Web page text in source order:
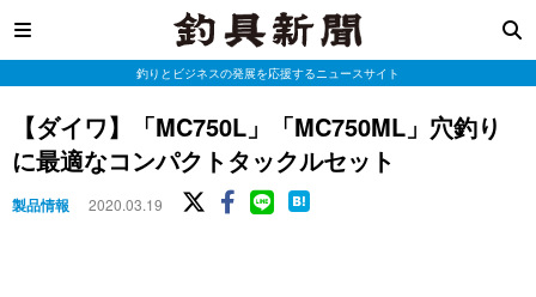
釣りとビジネスの発展を応援するニュースサイト
【ダイワ】「MC750L」「MC750ML」穴釣り
に最適なコンパクトタックルセット
製品情報 2020.03.19